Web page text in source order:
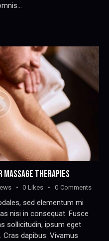
MASSAGE THERAPIES
0 Likes 0 Comments
sed elementum mi
nisi in consequat. Fusce
sollicitudin, ipsum eget
Cras dapibus. Vivamus